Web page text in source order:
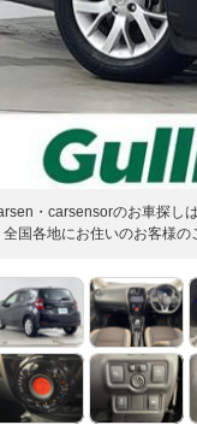
・carsensorのお車探し
国各地にお住いのお客様の